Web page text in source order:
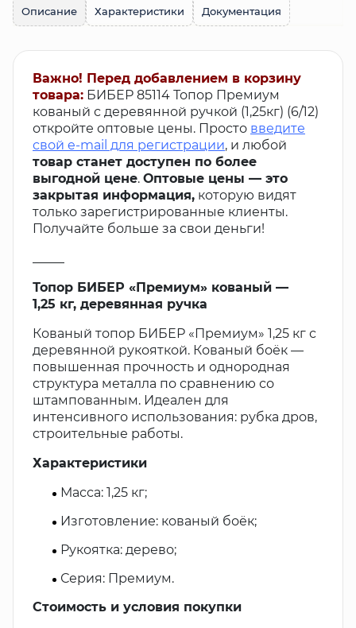
Описание Характеристики Документация
Важно! Перед добавлением в корзину
товара: БИБЕР 85114 Топор Премиум
кованый с деревянной ручкой (1,25кг) (6/12)
откройте оптовые цены. Просто введите
свой e-mail для регистрации, и любой
товар станет доступен по более
выгодной цене. Оптовые цены — это
закрытая информация, которую видят
только зарегистрированные клиенты.
Получайте больше за свои деньги!
Топор БИБЕР «Премиум» кованый —
1,25 кг, деревянная ручка
Кованый топор БИБЕР «Премиум» 1,25 кг с
деревянной рукояткой. Кованый боёк —
повышенная прочность и однородная
структура металла по сравнению со
штампованным. Идеален для
интенсивного использования: рубка дров,
строительные работы.
Характеристики
Масса: 1,25 кг;
Изготовление: кованый боёк;
Рукоятка: дерево;
Серия: Премиум.
Стоимость и условия покупки